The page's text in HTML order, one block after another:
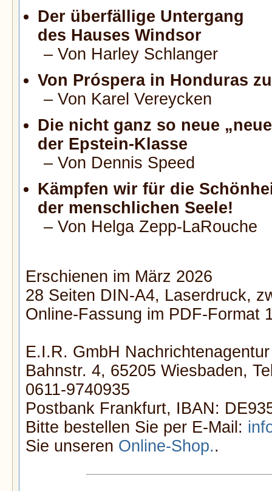
Der überfällige Untergang
des Hauses Windsor
– Von Harley Schlanger
Von Próspera in Honduras
– Von Karel Vereycken
Die nicht ganz so neue
der Epstein-Klasse
– Von Dennis Speed
Kämpfen wir für die
der menschlichen Seele!
– Von Helga Zepp-LaRouche
Erschienen im März 2026
28 Seiten DIN-A4, Laserdruck,
Online-Fassung im PDF-Format
E.I.R. GmbH
Bahnstr. 4, 65205 Wiesbaden,
0611-9740935
Postbank Frankfurt, IBAN:
Bitte bestellen Sie per E-Mail:
Sie unseren Online-Shop..